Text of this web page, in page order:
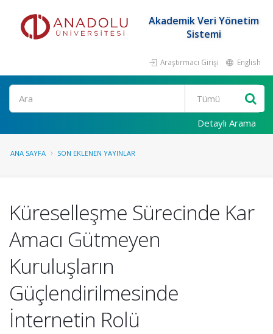
Akademik Veri Yönetim
Sistemi
Araştırmacı Girişi English
Ara
Detaylı Arama
ANA SAYFA SON EKLENEN YAYINLAR
Küreselleşme Sürecinde Kar
Amacı Gütmeyen
Kuruluşların
Güçlendirilmesinde
İnternetin Rolü